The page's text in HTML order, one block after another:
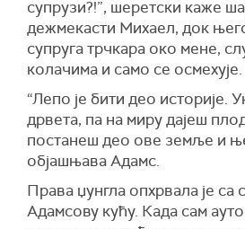
супрузи?!”, шеретски каже
дежмекасти Михаел, док
супруга трчкара око мене,
колачима и само се осмехује.
“Лепо је бити део историје.
дрвета, па на миру дајеш
постанеш део ове земље и
објашњава Адамс.
Права џунгла опхрвала је са
Адамсову кућу. Када сам